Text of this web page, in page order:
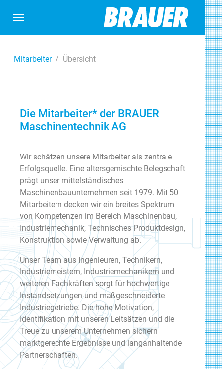
Mitarbeiter Übersicht
Die Mitarbeiter* der BRAUER
Maschinentechnik AG
Wir schätzen unsere Mitarbeiter als zentrale
Erfolgsquelle. Eine altersgemischte Belegschaft
prägt unser mittelständisches
Maschinenbauunternehmen seit 1979. Mit 50
Mitarbeitern decken wir ein breites Spektrum
von Kompetenzen im Bereich Maschinenbau,
Industriemechanik, Technisches Produktdesign,
Konstruktion sowie Verwaltung ab.
Unser Team aus Ingenieuren, Technikern,
Industriemeistern, Industriemechanikern und
weiteren Fachkräften sorgt für hochwertige
Instandsetzungen und maßgeschneiderte
Industriegetriebe. Die hohe Motivation,
Identifikation mit unseren Leitsätzen und die
Treue zu unserem Unternehmen sichern
marktgerechte Ergebnisse und langanhaltende
Partnerschaften.